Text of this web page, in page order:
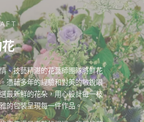
、技藝精湛的花藝師團隊將鮮花
憑藉多年的經驗和對美的敏銳眼
最新鮮的花朵，用心設計每一枝
的包裝呈現每一件作品。